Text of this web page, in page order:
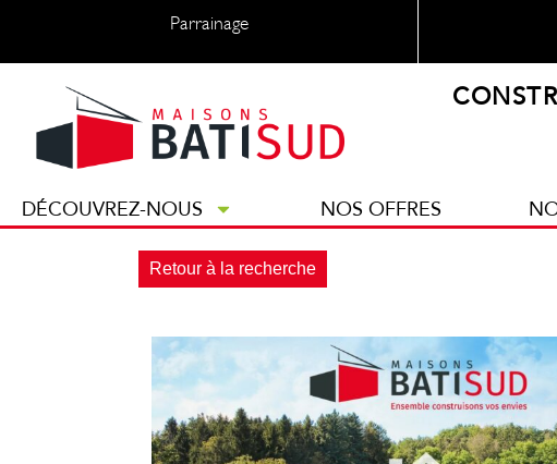
Parrainage
DÉCOUVREZ-NOUS NOS OFFRES
Retour à la recherche